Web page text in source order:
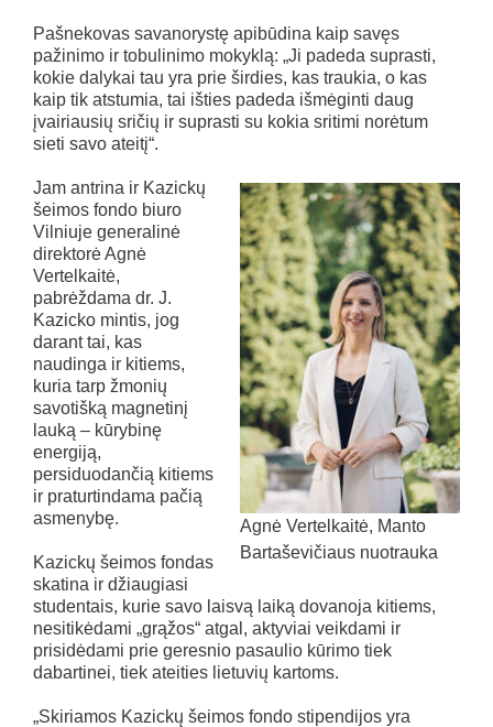
Pašnekovas savanorystę apibūdina kaip savęs
pažinimo ir tobulinimo mokyklą: „Ji padeda suprasti,
kokie dalykai tau yra prie širdies, kas traukia, o kas
kaip tik atstumia, tai išties padeda išmėginti daug
įvairiausių sričių ir suprasti su kokia sritimi norėtum
sieti savo ateitį“.
Agnė Vertelkaitė, Manto
Bartaševičiaus nuotrauka
Jam antrina ir Kazickų
šeimos fondo biuro
Vilniuje generalinė
direktorė Agnė
Vertelkaitė,
pabrėždama dr. J.
Kazicko mintis, jog
darant tai, kas
naudinga ir kitiems,
kuria tarp žmonių
savotišką magnetinį
lauką – kūrybinę
energiją,
persiduodančią kitiems
ir praturtindama pačią
asmenybę.
Kazickų šeimos fondas
skatina ir džiaugiasi
studentais, kurie savo laisvą laiką dovanoja kitiems,
nesitikėdami „grąžos“ atgal, aktyviai veikdami ir
prisidėdami prie geresnio pasaulio kūrimo tiek
dabartinei, tiek ateities lietuvių kartoms.
„Skiriamos Kazickų šeimos fondo stipendijos yra